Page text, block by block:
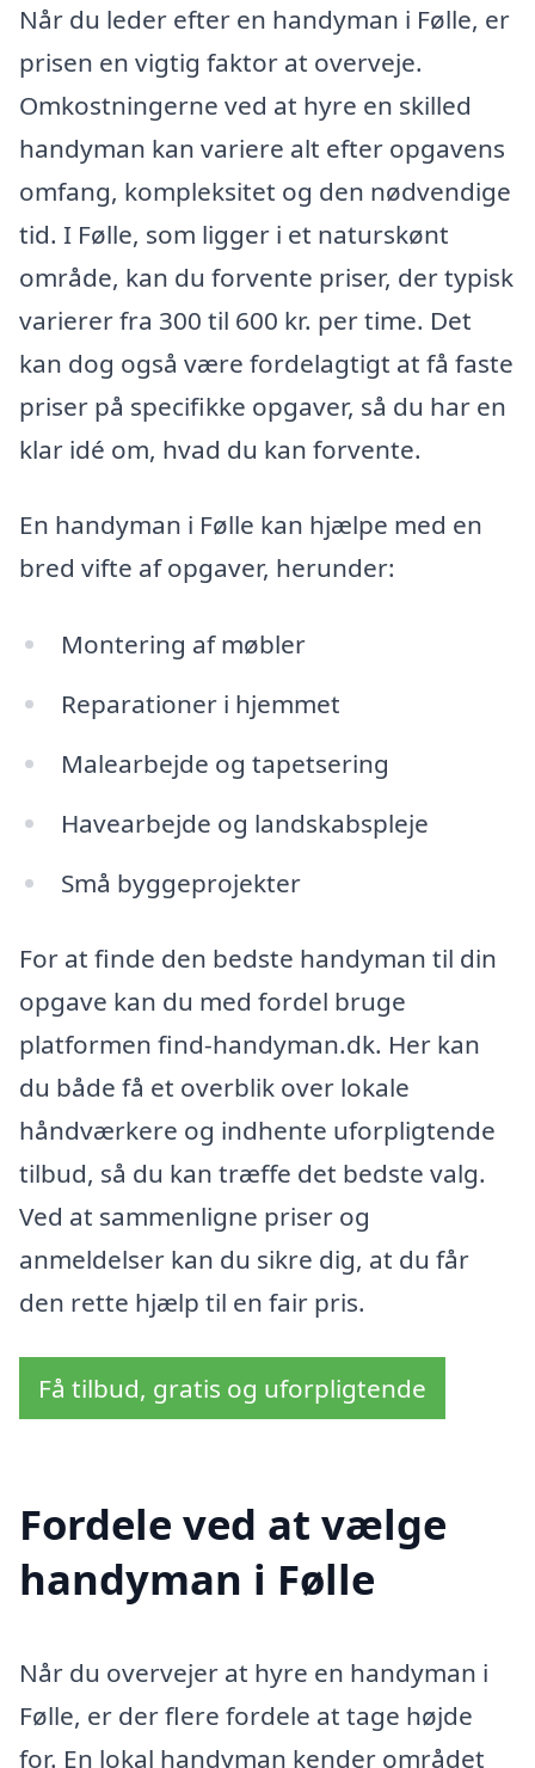
Når du leder efter en handyman i Følle, er
prisen en vigtig faktor at overveje.
Omkostningerne ved at hyre en skilled
handyman kan variere alt efter opgavens
omfang, kompleksitet og den nødvendige
tid. I Følle, som ligger i et naturskønt
område, kan du forvente priser, der typisk
varierer fra 300 til 600 kr. per time. Det
kan dog også være fordelagtigt at få faste
priser på specifikke opgaver, så du har en
klar idé om, hvad du kan forvente.
En handyman i Følle kan hjælpe med en
bred vifte af opgaver, herunder:
Montering af møbler
Reparationer i hjemmet
Malearbejde og tapetsering
Havearbejde og landskabspleje
Små byggeprojekter
For at finde den bedste handyman til din
opgave kan du med fordel bruge
platformen find-handyman.dk. Her kan
du både få et overblik over lokale
håndværkere og indhente uforpligtende
tilbud, så du kan træffe det bedste valg.
Ved at sammenligne priser og
anmeldelser kan du sikre dig, at du får
den rette hjælp til en fair pris.
Få tilbud, gratis og uforpligtende
Fordele ved at vælge
handyman i Følle
Når du overvejer at hyre en handyman i
Følle, er der flere fordele at tage højde
for. En lokal handyman kender området